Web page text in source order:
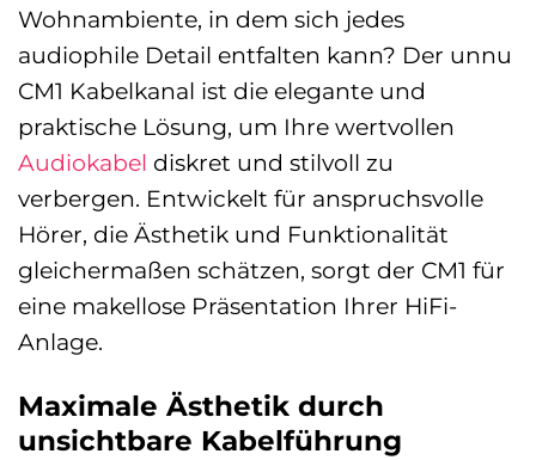
Wohnambiente, in dem sich jedes
audiophile Detail entfalten kann? Der unnu
CM1 Kabelkanal ist die elegante und
praktische Lösung, um Ihre wertvollen
Audiokabel diskret und stilvoll zu
verbergen. Entwickelt für anspruchsvolle
Hörer, die Ästhetik und Funktionalität
gleichermaßen schätzen, sorgt der CM1 für
eine makellose Präsentation Ihrer HiFi-
Anlage.
Maximale Ästhetik durch
unsichtbare Kabelführung